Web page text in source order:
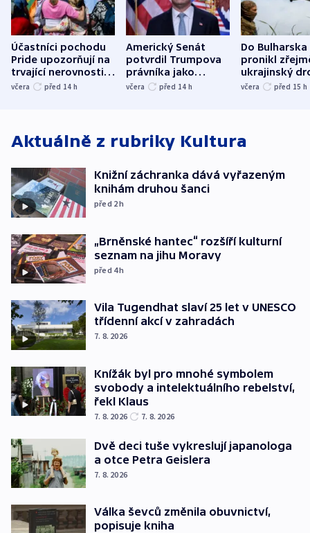
Účastníci pochodu
Pride upozorňují na
trvající nerovnosti i
společenskou
včera před 14 h
Americký Senát
potvrdil Trumpova
právníka jako
ministra
včera před 14 h
Do Bulharska
pronikl
ukrajinský
explodoval
včera před 15 h
Aktuálně z rubriky Kultura
Knižní záchranka dává vyřazeným
knihám druhou šanci
před 2h
„Brněnské hantec“ rozšíří kulturní
seznam na jihu Moravy
před 4h
Vila Tugendhat slaví 25 let v UNESCO
třídenní akcí v zahradách
7. 8. 2026
Knížák byl pro mnohé symbolem
svobody a intelektuálního rebelství,
řekl Klaus
7. 8. 2026 7. 8. 2026
Dvě deci tuše vykreslují japanologa
a otce Petra Geislera
7. 8. 2026
Válka ševců změnila obuvnictví,
popisuje kniha